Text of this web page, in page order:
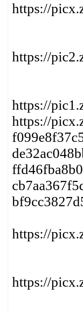
https://
https://
https://
https://
https://
https://